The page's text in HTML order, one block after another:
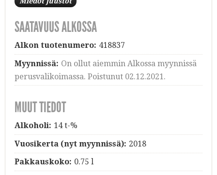
SAATAVUUS ALKOSSA
Alkon tuotenumero: 418837
Myynnissä: On ollut aiemmin Alkossa myynnissä
perusvalikoimassa. Poistunut 02.12.2021.
MUUT TIEDOT
Alkoholi: 14 t-%
Vuosikerta (nyt myynnissä): 2018
Pakkauskoko: 0.75 l